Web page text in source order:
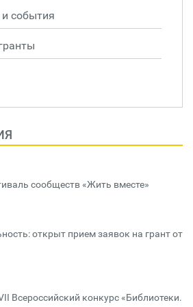
события
сообществ «Жить вместе»
открыт прием заявок на грант от
Всероссийский конкурс «Библиотеки.